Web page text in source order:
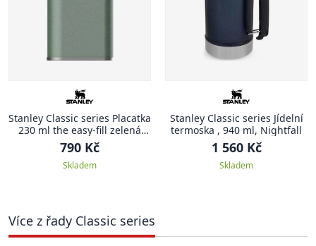
Stanley Classic series Placatka
230 ml the easy-fill zelená
CLASSIC
790 Kč
Skladem
Stanley Classic series Jídelní
termoska , 940 ml, Nightfall
1 560 Kč
Skladem
Více z řady Classic series